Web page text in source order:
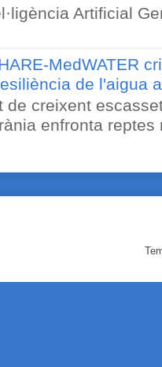
Artificial
MedWATER
de l'aigua
de creixent
enfronta